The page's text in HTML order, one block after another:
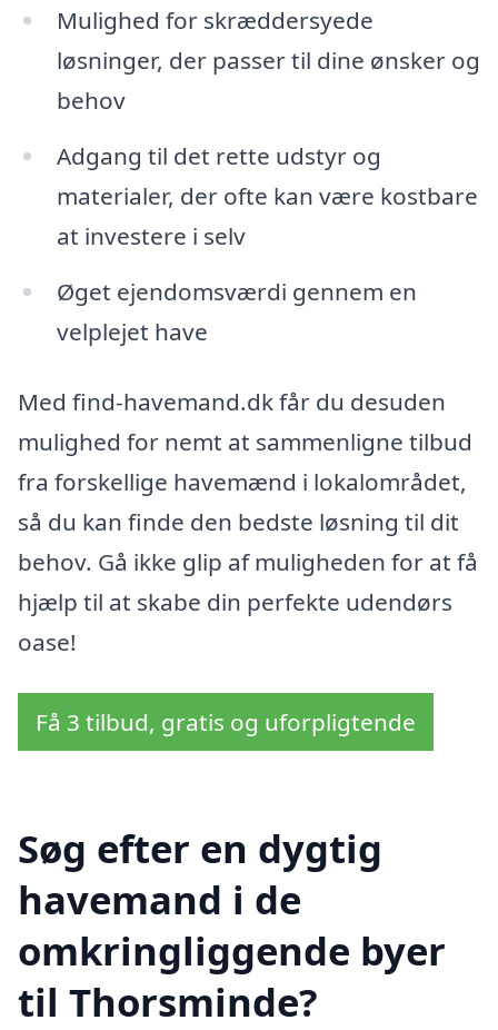
Mulighed for skræddersyede
løsninger, der passer til dine ønsker og
behov
Adgang til det rette udstyr og
materialer, der ofte kan være kostbare
at investere i selv
Øget ejendomsværdi gennem en
velplejet have
Med find-havemand.dk får du desuden
mulighed for nemt at sammenligne tilbud
fra forskellige havemænd i lokalområdet,
så du kan finde den bedste løsning til dit
behov. Gå ikke glip af muligheden for at få
hjælp til at skabe din perfekte udendørs
oase!
Få 3 tilbud, gratis og uforpligtende
Søg efter en dygtig
havemand i de
omkringliggende byer
til Thorsminde?